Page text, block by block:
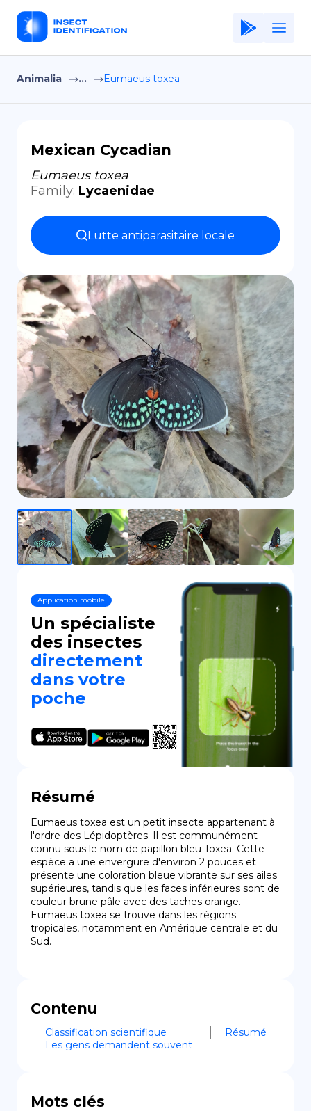
Home
Terms of Use
Privacy Policy
EN
ES
DE
Animalia ... Eumaeus toxea
Mexican Cycadian
Eumaeus toxea
Family: Lycaenidae
Lutte antiparasitaire locale
Application mobile
Un spécialiste
des insectes
directement
dans votre
poche
Résumé
Eumaeus toxea est un petit insecte appartenant à
l'ordre des Lépidoptères. Il est communément
connu sous le nom de papillon bleu Toxea. Cette
espèce a une envergure d'environ 2 pouces et
présente une coloration bleue vibrante sur ses ailes
supérieures, tandis que les faces inférieures sont de
couleur brune pâle avec des taches orange.
Eumaeus toxea se trouve dans les régions
tropicales, notamment en Amérique centrale et du
Sud.
Contenu
Classification scientifique
Résumé
Les gens demandent souvent
Mots clés